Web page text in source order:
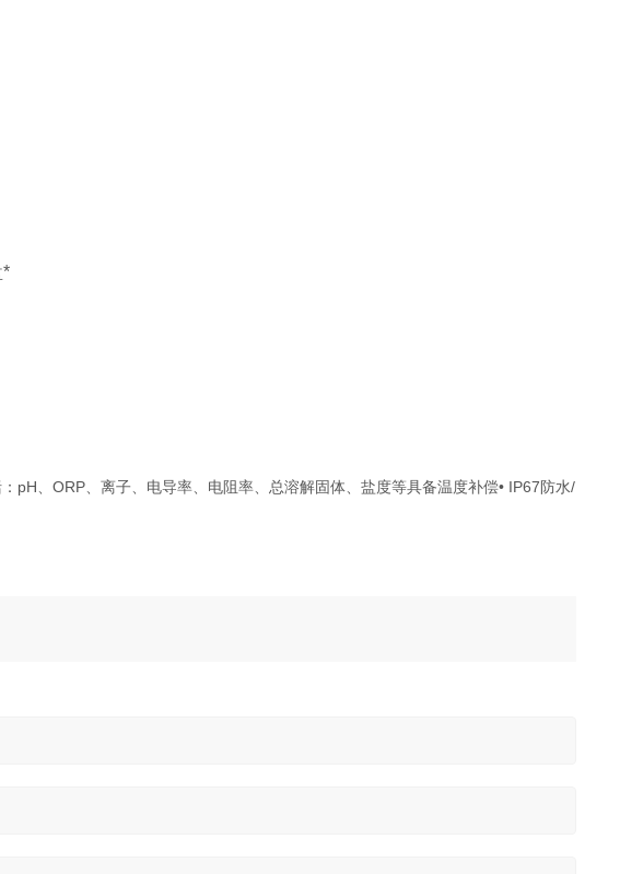
*
pH、ORP、离子、电导率、电阻率、总溶解固体、盐度等具备温度补偿• IP67防水/